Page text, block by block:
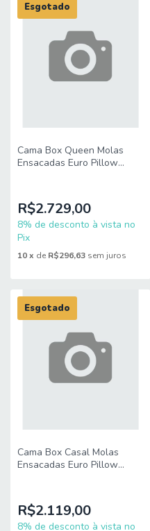
Cama Box Queen Molas
Ensacadas Euro Pillow
por pessoa
R$2.729,00
8% de desconto à vista no
Pix
Esgotado
10x de R$296,63 sem juros
Cama Box Casal Molas
Ensacadas Euro Pillow
por pessoa
R$2.119,00
8% de desconto à vista no
Esgotado